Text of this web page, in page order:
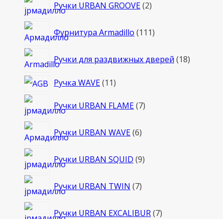
Ручки URBAN GROOVE 2
Фурнитура Armadillo 111111
Ручки для раздвижных дверей 1818
Ручка WAVE 1111
Ручки URBAN FLAME 77
Ручки URBAN WAVE 66
Ручки URBAN SQUID 99
Ручки URBAN TWIN 77
Ручки URBAN EXCALIBUR 77